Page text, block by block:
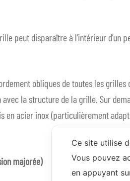
peut disparaître à l’intérieur d’un
obliques de toutes les grilles
la structure de la grille. Sur
en acier inox (particulièrement
majorée)
Ce site utilise
Vous pouvez
en appuyant